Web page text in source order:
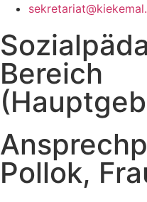
Bereich
Pollok,